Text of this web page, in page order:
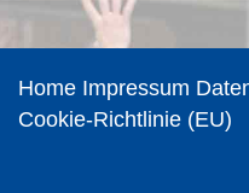
Home Impressum
Cookie-Richtlinie (EU)